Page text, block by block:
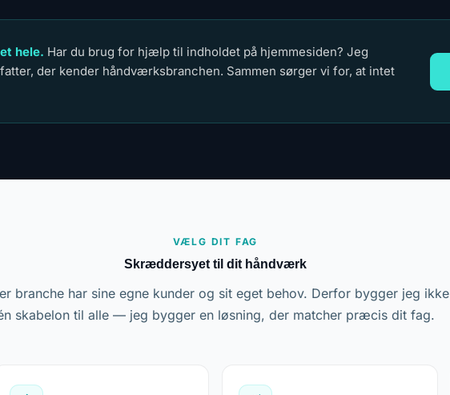
hele. Har du brug for hjælp til indholdet på hjemmesiden? Jeg
der kender håndværksbranchen. Sammen sørger vi for, at intet
VÆLG DIT FAG
Skræddersyet til dit håndværk
branche har sine egne kunder og sit eget behov. Derfor bygger jeg ikke
skabelon til alle — jeg bygger en løsning, der matcher præcis dit fag.